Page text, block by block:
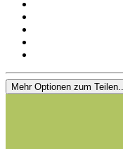
Mehr Optionen zum Teilen...